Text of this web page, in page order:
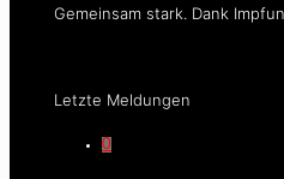
Gemeinsam stark. Dank
Letzte Meldungen
0